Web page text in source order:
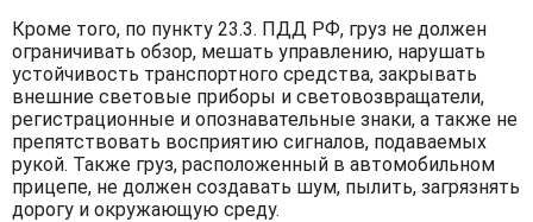
Кроме того, по пункту 23.3. ПДД РФ, груз не должен
ограничивать обзор, мешать управлению, нарушать
устойчивость транспортного средства, закрывать
внешние световые приборы и световозвращатели,
регистрационные и опознавательные знаки, а также не
препятствовать восприятию сигналов, подаваемых
рукой. Также груз, расположенный в автомобильном
прицепе, не должен создавать шум, пылить, загрязнять
дорогу и окружающую среду.